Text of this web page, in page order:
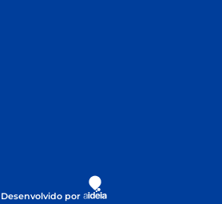
Desenvolvido por